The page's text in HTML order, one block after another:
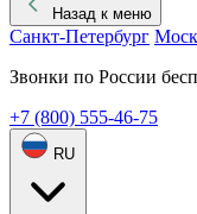
Назад к меню
Санкт-Петербург
Звонки по России
+7 (800) 555-46-75
RU